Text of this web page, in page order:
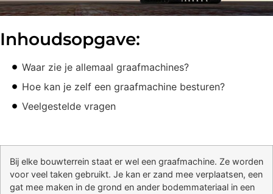
Inhoudsopgave:
Waar zie je allemaal graafmachines?
Hoe kan je zelf een graafmachine besturen?
Veelgestelde vragen
Bij elke bouwterrein staat er wel een graafmachine. Ze worden
voor veel taken gebruikt. Je kan er zand mee verplaatsen, een
gat mee maken in de grond en ander bodemmateriaal in een